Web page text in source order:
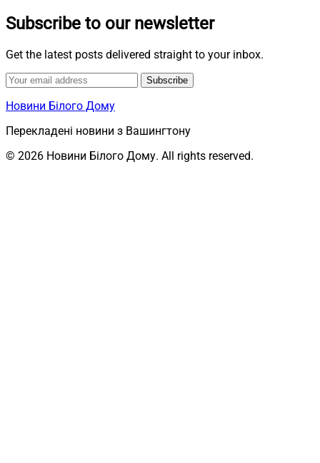
Subscribe to our newsletter
Get the latest posts delivered straight to your inbox.
Subscribe
Новини Білого Дому
Перекладені новини з Вашингтону
© 2026 Новини Білого Дому. All rights reserved.